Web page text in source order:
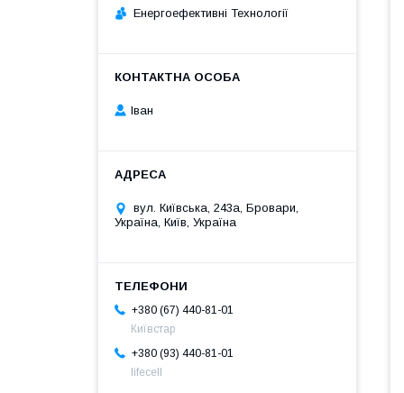
Енергоефективні Технології
Іван
вул. Київська, 243а, Бровари,
Україна, Київ, Україна
+380 (67) 440-81-01
Київстар
+380 (93) 440-81-01
lifecell